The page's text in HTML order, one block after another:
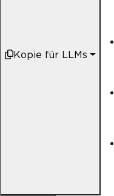
Kopie für LLMs